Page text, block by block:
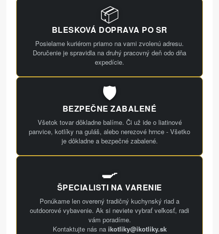
📦
BLESKOVÁ DOPRAVA PO SR
Posielame kuriérom priamo na vami zvolenú adresu.
Doručenie je spravidla na druhý pracovný deň odo dňa
expedície.
🛡️
BEZPEČNE ZABALENÉ
Všetok tovar dôkladne balíme. Či už ide o liatinové
panvice, kotlíky na guláš, alebo nerezové hrnce - Všetko
je dôkladne a bezpečné zabalené.
🍳
ŠPECIALISTI NA VARENIE
Ponúkame len overený tradičný kuchynský riad a
outdoorové vybavenie. Ak si neviete vybrať veľkosť, radi
vám poradíme.
Kontaktujte nás na ikotliky@ikotliky.sk